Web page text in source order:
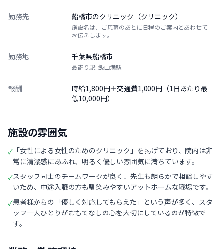
勤務先 船橋市のクリニック（クリニック）
施設名は、ご応募のあとに日程のご案内とあわせて
お伝えします。
勤務地 千葉県船橋市
最寄り駅: 飯山満駅
報酬
時給1,800円＋交通費1,000円（1日あたり最
低10,000円）
施設の雰囲気
✓ 「女性による女性のためのクリニック」を掲げており、院内は非
常に清潔感にあふれ、明るく優しい雰囲気に満ちています。
✓スタッフ同士のチームワークが良く、先生も朗らかで相談しやす
いため、中途入職の方も馴染みやすいアットホームな職場です。
✓患者様からの「優しく対応してもらえた」という声が多く、スタ
ッフ一人ひとりがおもてなしの心を大切にしているのが特徴で
す。